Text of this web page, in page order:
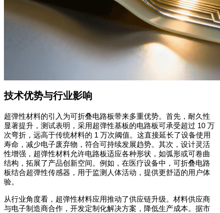
技术优势与行业影响
超弹性材料的引入为可折叠电路板带来多重优势。首先，耐久性
显著提升，测试表明，采用超弹性基板的电路板可承受超过 10 万
次弯折，远高于传统材料的 1 万次阈值。这直接延长了设备使用
寿命，减少电子废弃物，符合可持续发展趋势。其次，设计灵活
性增强，超弹性材料允许电路板适应各种形状，如弧形或可卷曲
结构，拓展了产品创新空间。例如，在医疗设备中，可折叠电路
板结合超弹性传感器，用于监测人体活动，提供更舒适的用户体
验。
从行业角度看，超弹性材料应用推动了供应链升级。材料供应商
与电子制造商合作，开发定制化解决方案，降低生产成本。据市